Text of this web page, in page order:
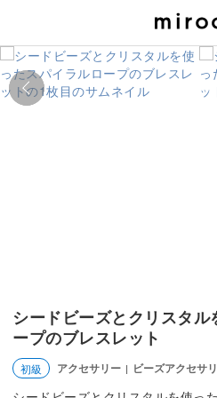
シードビーズとクリスタ
ープのブレスレット
初級 アクセサリー | ビーズアクセサ